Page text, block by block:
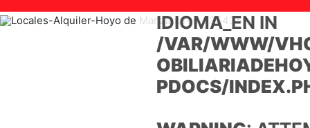
IDIOMA_EN IN
/VAR/WWW/
PDOCS/